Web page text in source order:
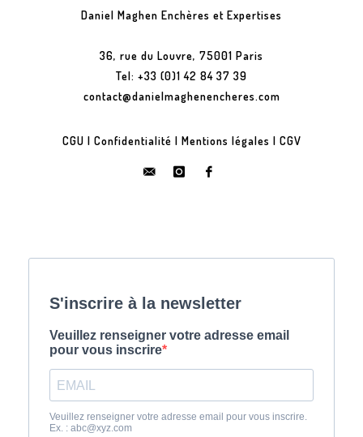
Daniel Maghen Enchères et Expertises
36, rue du Louvre, 75001 Paris
Tel: +33 (0)1 42 84 37 39
contact@danielmaghenencheres.com
CGU | Confidentialité | Mentions légales | CGV